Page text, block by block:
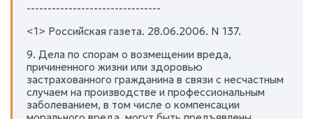
--------------------------------
<1> Российская газета. 28.06.2006. N 137.
9. Дела по спорам о возмещении вреда,
причиненного жизни или здоровью
застрахованного гражданина в связи с несчастным
случаем на производстве и профессиональным
заболеванием, в том числе о компенсации